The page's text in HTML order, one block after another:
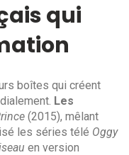
qui
boîtes qui créent
Les
(2015), mêlant
les séries télé Oggy
en version